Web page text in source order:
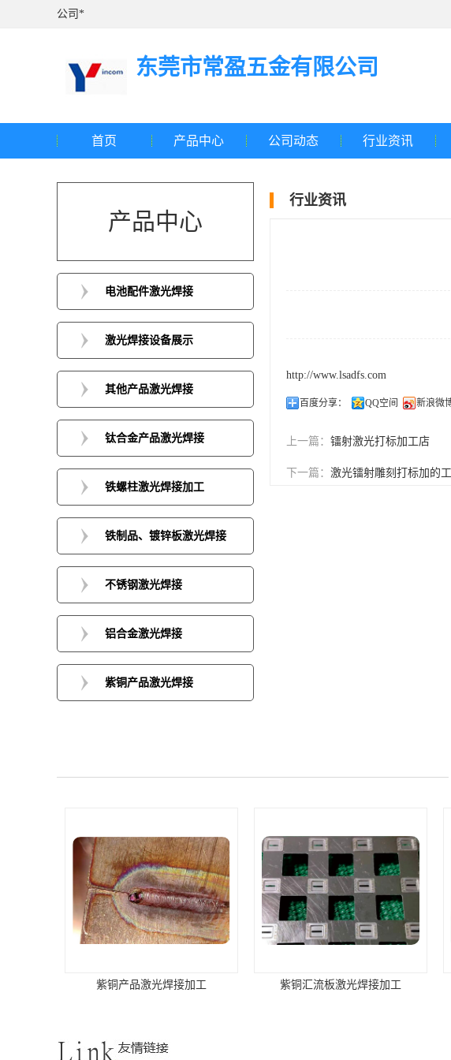
公司*
东莞市常盈五金有限公司
首页 产品中心 公司动态 行业资讯
产品中心
电池配件激光焊接
激光焊接设备展示
其他产品激光焊接
钛合金产品激光焊接
铁螺柱激光焊接加工
铁制品、镀锌板激光焊接
不锈钢激光焊接
铝合金激光焊接
紫铜产品激光焊接
行业资讯
http://www.lsadfs.com
百度分享： QQ空间 新浪微
上一篇： 镭射激光打标加工店
下一篇： 激光镭射雕刻打标加的工
紫铜产品激光焊接加工 紫铜汇流板激光焊接加工